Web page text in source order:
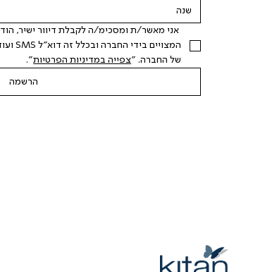
של החברה. "צפייה במדיניות הפרטיות".
הרשמה ←